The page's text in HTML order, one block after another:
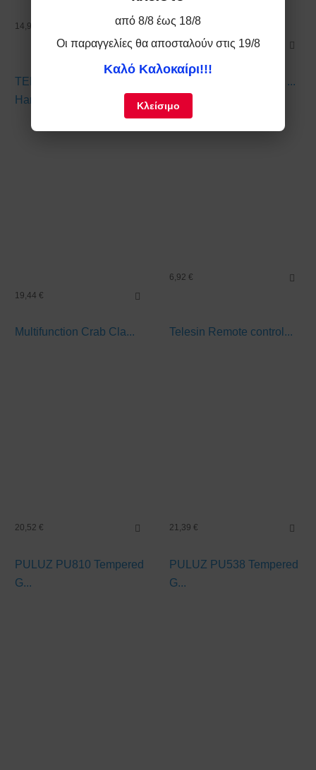
14,91 €
53,13 €
TELESIN Universal
Hand...
19,44 €
Telesin Headband with ...
6,92 €
Multifunction Crab Cla...
20,52 €
Telesin Remote control...
21,39 €
PULUZ PU810 Tempered
G...
PULUZ PU538 Tempered
G...
από 8/8 έως 18/8
Οι παραγγελίες θα αποσταλούν στις 19/8
Καλό Καλοκαίρι!!!
Κλείσιμο